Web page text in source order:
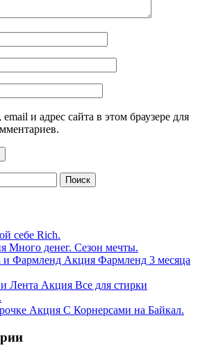
и адрес сайта в этом браузере для
себе Rich.
Много денег. Сезон мечты.
и Фармленд Акция Фармленд 3 месяца
Лента Акция Все для стирки
Акция С Корнерсами на Байкал.